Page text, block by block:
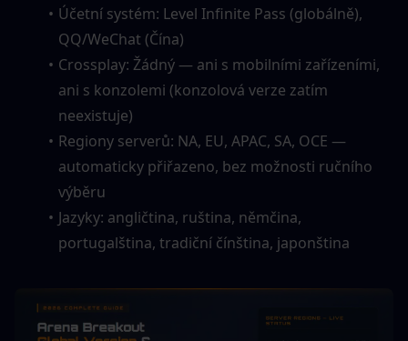
Účetní systém: Level Infinite Pass (globálně),
QQ/WeChat (Čína)
Crossplay: Žádný — ani s mobilními zařízeními,
ani s konzolemi (konzolová verze zatím
neexistuje)
Regiony serverů: NA, EU, APAC, SA, OCE —
automaticky přiřazeno, bez možnosti ručního
výběru
Jazyky: angličtina, ruština, němčina,
portugalština, tradiční čínština, japonština